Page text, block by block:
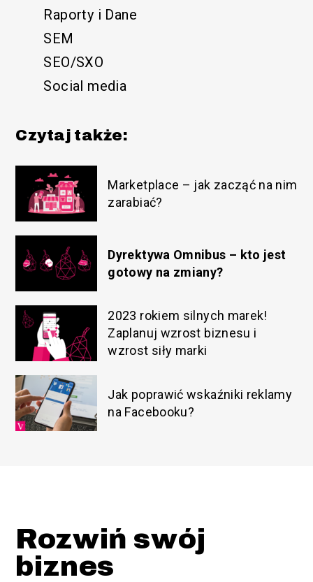
Raporty i Dane
SEM
SEO/SXO
Social media
Czytaj także:
Marketplace – jak zacząć na nim
zarabiać?
Dyrektywa Omnibus – kto jest
gotowy na zmiany?
2023 rokiem silnych marek!
Zaplanuj wzrost biznesu i
wzrost siły marki
Jak poprawić wskaźniki reklamy
na Facebooku?
Rozwiń swój
biznes